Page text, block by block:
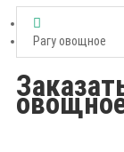
Рагу овощное